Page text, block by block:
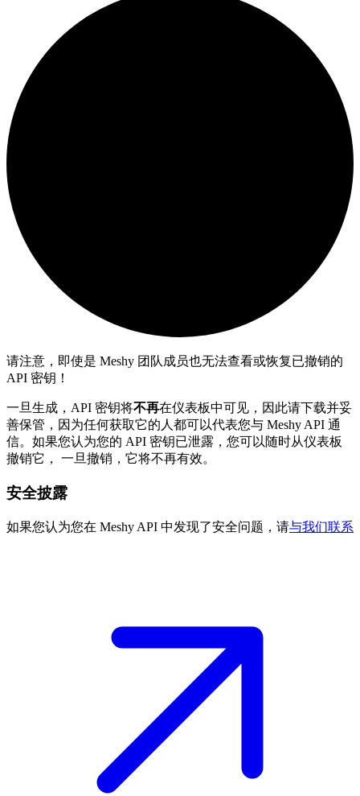
请注意，即使是 Meshy 团队成员也无法查看或恢复已撤销的
API 密钥！
一旦生成，API 密钥将不再在仪表板中可见，因此请下载并妥
善保管，因为任何获取它的人都可以代表您与 Meshy API 通
信。如果您认为您的 API 密钥已泄露，您可以随时从仪表板
撤销它， 一旦撤销，它将不再有效。
安全披露
如果您认为您在 Meshy API 中发现了安全问题，请与我们联系